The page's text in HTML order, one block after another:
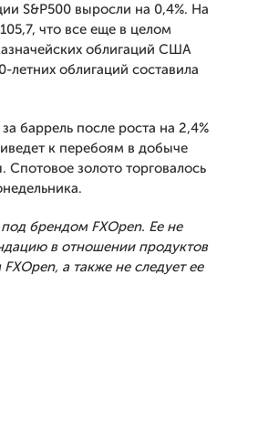
S&P500 выросли на 0,4%. На
что все еще в целом
облигаций США
облигаций составила
баррель после роста на 2,4%
к перебоям в добыче
Спотовое золото торговалось
брендом FXOpen. Ее не
в отношении продуктов
а также не следует ее